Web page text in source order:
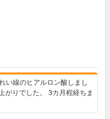
い線のヒアルロン酸しまし
がりでした。 3カ月程経ちま